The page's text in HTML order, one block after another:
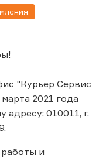
"Курьер Сервис
2021 года
адресу: 010011, г.
и